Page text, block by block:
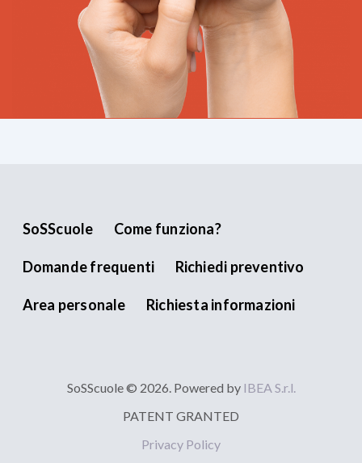
SoSScuole Come funziona?
Domande frequenti Richiedi preventivo
Area personale Richiesta informazioni
SoSScuole © 2026. Powered by IBEA S.r.l.
PATENT GRANTED
Privacy Policy